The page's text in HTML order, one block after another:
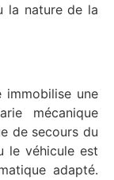
la nature de la
une
mécanique
de secours du
le véhicule est
adapté.